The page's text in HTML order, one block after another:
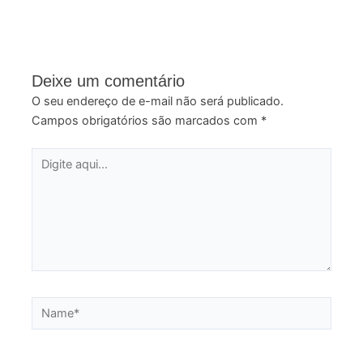
Deixe um comentário
O seu endereço de e-mail não será publicado.
Campos obrigatórios são marcados com *
Digite
Name*